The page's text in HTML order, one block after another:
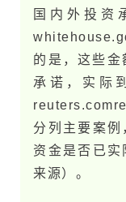
国内外投资
的是，这些金
承诺，实际
分列主要案例
资金是否已实
来源）。